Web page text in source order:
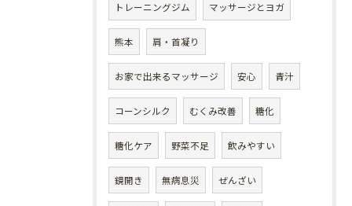
トレーニングジム マッサージとヨガ
熊本 肩・首凝り
お家で出来るマッサージ 安心 青汁
コーンシルク むくみ改善 糖化
糖化ケア 野菜不足 飲みやすい
鏡開き 無病息災 ぜんざい